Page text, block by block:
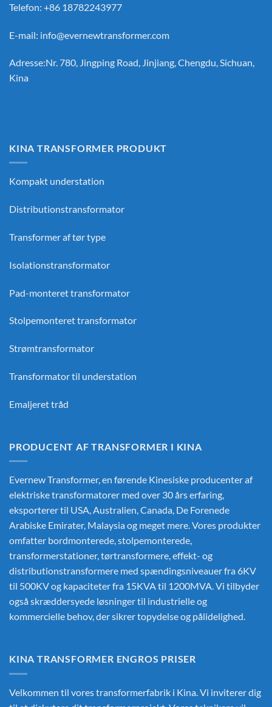
Telefon: +86 18782243977
E-mail: info@evernewtransformer.com
Adresse:Nr. 780, Jingping Road, Jinjiang, Chengdu, Sichuan,
Kina
KINA TRANSFORMER PRODUKT
Kompakt understation
Distributionstransformator
Transformer af tør type
Isolationstransformator
Pad-monteret transformator
Stolpemonteret transformator
Strømtransformator
Transformator til understation
Emaljeret tråd
PRODUCENT AF TRANSFORMER I KINA
Evernew Transformer, en førende Kinesiske producenter af
elektriske transformatorer med over 30 års erfaring,
eksporterer til USA, Australien, Canada, De Forenede
Arabiske Emirater, Malaysia og meget mere. Vores produkter
omfatter bordmonterede, stolpemonterede,
transformerstationer, tørtransformere, effekt- og
distributionstransformere med spændingsniveauer fra 6KV
til 500KV og kapaciteter fra 15KVA til 1200MVA. Vi tilbyder
også skræddersyede løsninger til industrielle og
kommercielle behov, der sikrer topydelse og pålidelighed.
KINA TRANSFORMER ENGROS PRISER
Velkommen til vores transformerfabrik i Kina. Vi inviterer dig